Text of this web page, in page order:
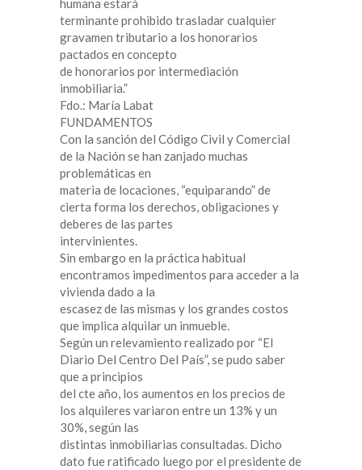
humana estará
terminante prohibido trasladar cualquier
gravamen tributario a los honorarios
pactados en concepto
de honorarios por intermediación
inmobiliaria.”
Fdo.: María Labat
FUNDAMENTOS
Con la sanción del Código Civil y Comercial
de la Nación se han zanjado muchas
problemáticas en
materia de locaciones, “equiparando” de
cierta forma los derechos, obligaciones y
deberes de las partes
intervinientes.
Sin embargo en la práctica habitual
encontramos impedimentos para acceder a la
vivienda dado a la
escasez de las mismas y los grandes costos
que implica alquilar un inmueble.
Según un relevamiento realizado por “El
Diario Del Centro Del País”, se pudo saber
que a principios
del cte año, los aumentos en los precios de
los alquileres variaron entre un 13% y un
30%, según las
distintas inmobiliarias consultadas. Dicho
dato fue ratificado luego por el presidente de